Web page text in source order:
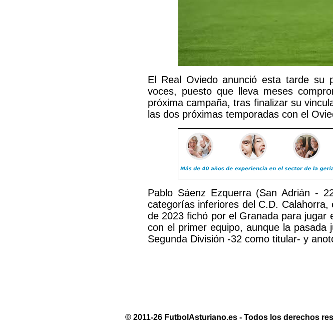
El Real Oviedo anunció esta tarde su
voces, puesto que lleva meses
próxima campaña, tras finalizar su
las dos próximas temporadas con el
Pablo Sáenz Ezquerra (San Adrián -
categorías inferiores del C.D.
de 2023 fichó por el Granada para jugar
con el primer equipo, aunque la pasada
Segunda División -32 como titular- y
© 2011-26 FutbolAsturiano.es - Todos los derechos